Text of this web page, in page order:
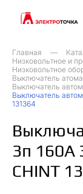
Главная
Низковольтное и
Низковольтное
Выключатель
Выключатель
Выключатель
131364
3п 160А
CHINT